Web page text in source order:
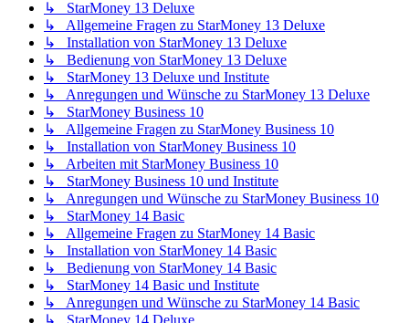
↳ StarMoney 13 Deluxe
↳ Allgemeine Fragen zu StarMoney 13 Deluxe
↳ Installation von StarMoney 13 Deluxe
↳ Bedienung von StarMoney 13 Deluxe
↳ StarMoney 13 Deluxe und Institute
↳ Anregungen und Wünsche zu StarMoney 13 Deluxe
↳ StarMoney Business 10
↳ Allgemeine Fragen zu StarMoney Business 10
↳ Installation von StarMoney Business 10
↳ Arbeiten mit StarMoney Business 10
↳ StarMoney Business 10 und Institute
↳ Anregungen und Wünsche zu StarMoney Business 10
↳ StarMoney 14 Basic
↳ Allgemeine Fragen zu StarMoney 14 Basic
↳ Installation von StarMoney 14 Basic
↳ Bedienung von StarMoney 14 Basic
↳ StarMoney 14 Basic und Institute
↳ Anregungen und Wünsche zu StarMoney 14 Basic